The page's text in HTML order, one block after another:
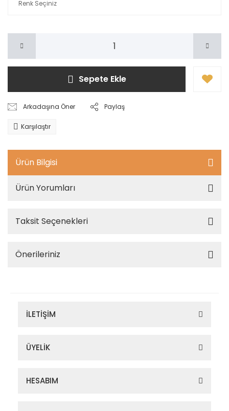
Sepete Ekle
Arkadaşına Öner Paylaş
Karşılaştır
Ürün Bilgisi
Ürün Yorumları
Taksit Seçenekleri
Önerileriniz
İLETİŞİM
ÜYELİK
HESABIM